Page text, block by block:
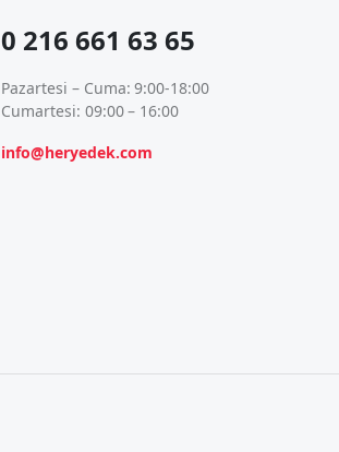
0 216 661 63 65
Pazartesi – Cuma: 9:00-18:00
Cumartesi: 09:00 – 16:00
info@heryedek.com